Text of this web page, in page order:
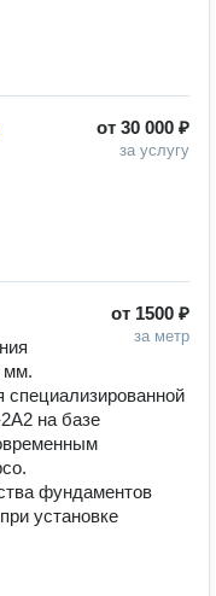
от 30 000 ₽
за услугу
от 1500 ₽
за метр
мм.
специализированной
на базе
фундаментов
установке